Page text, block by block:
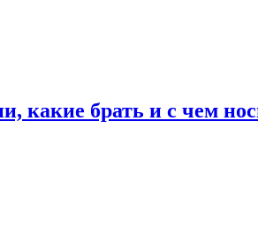
какие брать и с чем